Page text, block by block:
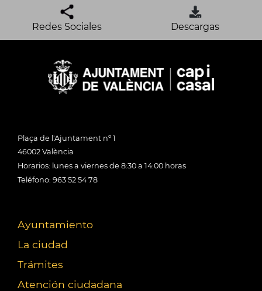
Redes Sociales Descargas
Plaça de l'Ajuntament nº 1
46002 València
Horarios: lunes a viernes de 8:30 a 14:00 horas
Teléfono: 963 52 54 78
Ayuntamiento
La ciudad
Trámites
Atención ciudadana